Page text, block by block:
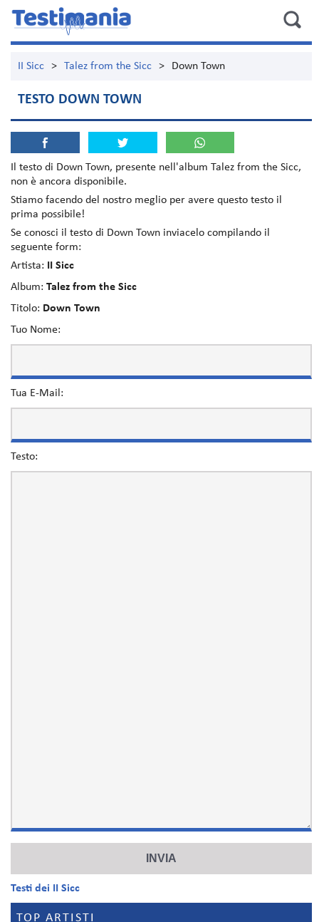
II Sicc > Talez from the Sicc > Down Town
TESTO DOWN TOWN
Il testo di Down Town, presente nell'album Talez from the Sicc,
non è ancora disponibile.
Stiamo facendo del nostro meglio per avere questo testo il
prima possibile!
Se conosci il testo di Down Town inviacelo compilando il
seguente form:
Artista:
II Sicc
Album: Talez from the Sicc
Titolo: Down Town
Tuo Nome:
Tua E-Mail:
Testo:
Testi dei II Sicc
TOP ARTISTI